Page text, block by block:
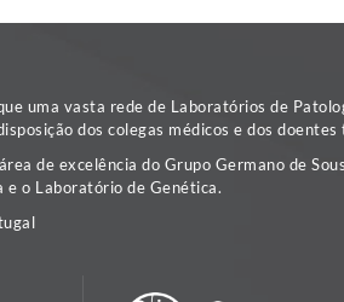
uma vasta rede de Laboratórios de
dos colegas médicos e dos doentes
de excelência do Grupo Germano de
e o Laboratório de Genética.